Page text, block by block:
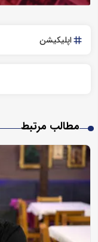
اپلیکیشن
مطالب مرتبط